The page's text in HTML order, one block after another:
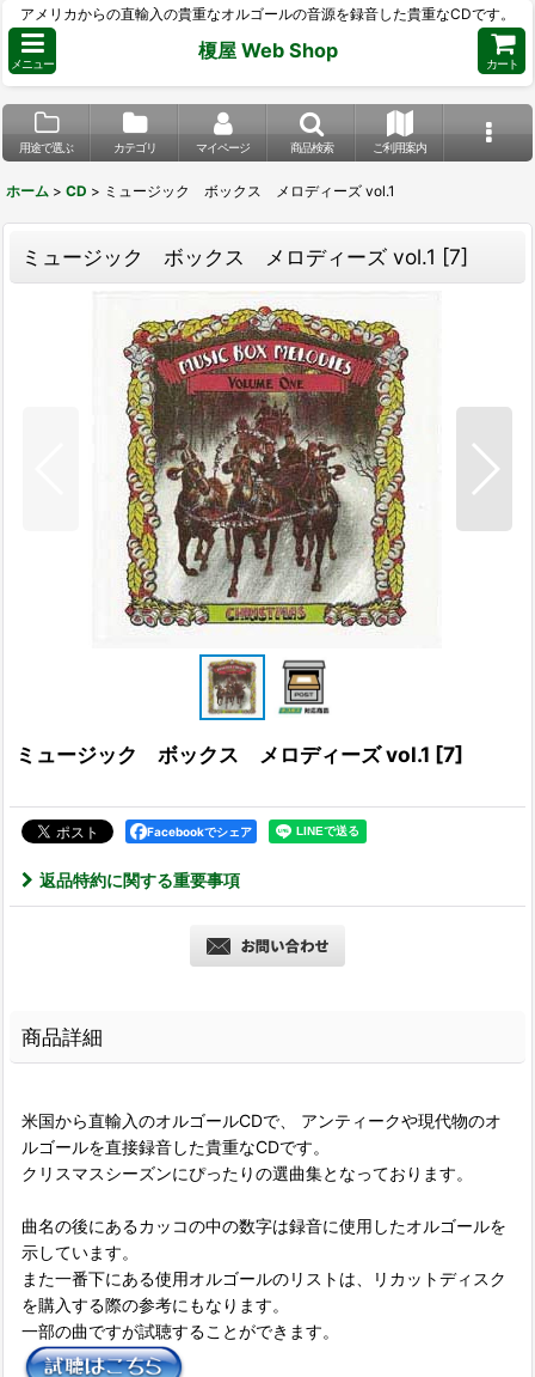
アメリカからの直輸入の貴重なオルゴールの音源を録音した貴重なCDです。
メニュー
榎屋 Web Shop
カート
用途で選ぶ カテゴリ マイページ 商品検索 ご利用案内
ホーム > CD > ミュージック ボックス メロディーズ vol.1
ミュージック ボックス メロディーズ vol.1 [7]
ミュージック ボックス メロディーズ vol.1 [7]
Facebookでシェア
返品特約に関する重要事項
商品詳細
米国から直輸入のオルゴールCDで、 アンティークや現代物のオ
ルゴールを直接録音した貴重なCDです。
クリスマスシーズンにぴったりの選曲集となっております。
曲名の後にあるカッコの中の数字は録音に使用したオルゴールを
示しています。
また一番下にある使用オルゴールのリストは、リカットディスク
を購入する際の参考にもなります。
一部の曲ですが試聴することができます。